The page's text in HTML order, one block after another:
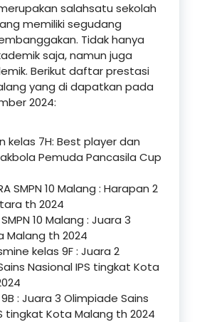
salahsatu sekolah
memiliki segudang
Tidak hanya
saja, namun juga
Berikut daftar prestasi
yang di dapatkan pada
2024:
kelas 7H: Best player dan
Pemuda Pancasila Cup
SMPN 10 Malang : Harapan 2
th 2024
10 Malang : Juara 3
Malang th 2024
kelas 9F : Juara 2
Nasional IPS tingkat Kota
: Juara 3 Olimpiade Sains
tingkat Kota Malang th 2024